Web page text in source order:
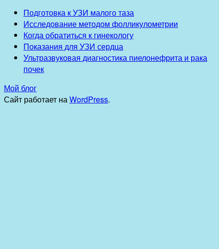
Подготовка к УЗИ малого таза
Исследование методом фолликулометрии
Когда обратиться к гинекологу
Показания для УЗИ сердца
Ультразвуковая диагностика пиелонефрита и рака
почек
Мой блог
Сайт работает наWordPress.